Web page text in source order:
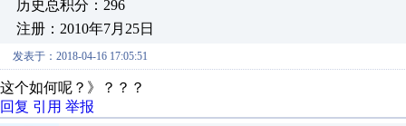
历史总积分：296
注册：2010年7月25日
发表于：2018-04-16 17:05:51
这个如何呢？》？？？
回复 引用 举报